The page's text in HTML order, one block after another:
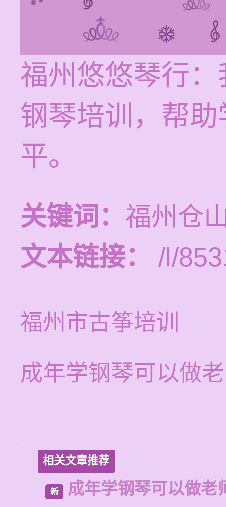
福州悠悠琴行
钢琴培训，帮
平。
关键词： 福州仓
文本链接：
/l/
福州市古筝培训
成年学钢琴可以做
相关文章推荐
新 成年学钢琴可以做老